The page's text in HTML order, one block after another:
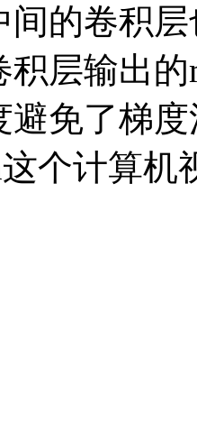
间的卷积
积层输出的
避免了梯
这个计算